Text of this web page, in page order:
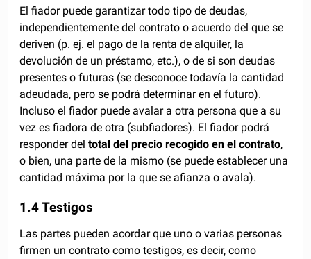
El fiador puede garantizar todo tipo de deudas,
independientemente del contrato o acuerdo del que se
deriven (p. ej. el pago de la renta de alquiler, la
devolución de un préstamo, etc.), o de si son deudas
presentes o futuras (se desconoce todavía la cantidad
adeudada, pero se podrá determinar en el futuro).
Incluso el fiador puede avalar a otra persona que a su
vez es fiadora de otra (subfiadores). El fiador podrá
responder deltotal del precio recogido en el contrato,
o bien, una parte de la mismo (se puede establecer una
cantidad máxima por la que se afianza o avala).
1.4 Testigos
Las partes pueden acordar que uno o varias personas
firmen un contrato como testigos, es decir, como